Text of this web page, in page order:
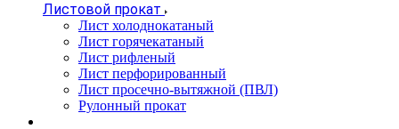
Листовой прокат
Лист холоднокатаный
Лист горячекатаный
Лист рифленый
Лист перфорированный
Лист просечно-вытяжной (ПВЛ)
Рулонный прокат